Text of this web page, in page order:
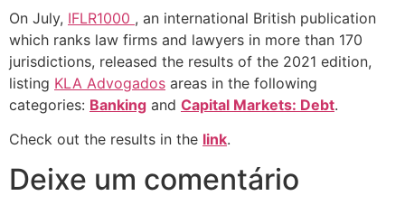
On July, IFLR1000 , an international British publication
which ranks law firms and lawyers in more than 170
jurisdictions, released the results of the 2021 edition,
listing KLA Advogados areas in the following
categories: Banking and Capital Markets: Debt.
Check out the results in the link.
Deixe um comentário